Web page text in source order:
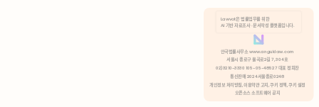
분석 쿠키 허용
Lawvot은 법률업무를 위한
AI 기반 자료조사 · 문서작성 플랫폼입니다.
안국법률사무소 www.anguklaw.com
서울시 종로구 율곡로2길 7, 304호
02)3210-3330 105-05-48527 대표 정희찬
통신판매 2024서울종로0248
개인정보 처리방침, 이용약관 고지, 쿠키 정책, 쿠키 설정
오픈소스 소프트웨어 공지